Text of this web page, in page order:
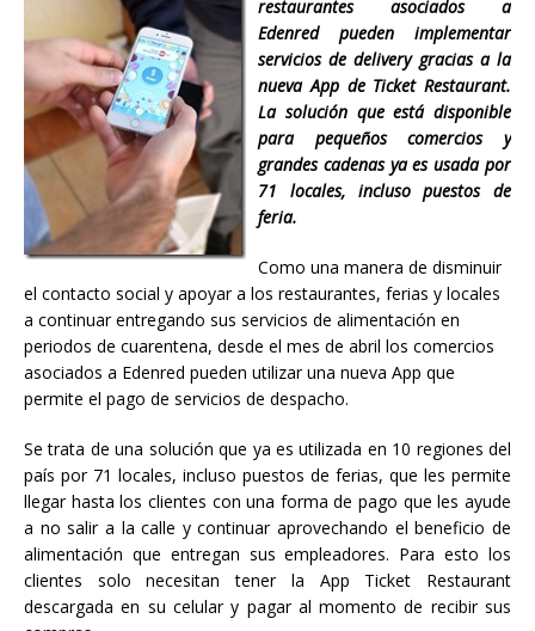
restaurantes asociados a
Edenred pueden implementar
servicios de delivery gracias a la
nueva App de Ticket Restaurant.
La solución que está disponible
para pequeños comercios y
grandes cadenas ya es usada por
71 locales, incluso puestos de
feria.
Como una manera de disminuir
el contacto social y apoyar a los restaurantes, ferias y locales
a continuar entregando sus servicios de alimentación en
periodos de cuarentena, desde el mes de abril los comercios
asociados a Edenred pueden utilizar una nueva App que
permite el pago de servicios de despacho.
Se trata de una solución que ya es utilizada en 10 regiones del
país por 71 locales, incluso puestos de ferias, que les permite
llegar hasta los clientes con una forma de pago que les ayude
a no salir a la calle y continuar aprovechando el beneficio de
alimentación que entregan sus empleadores. Para esto los
clientes solo necesitan tener la App Ticket Restaurant
descargada en su celular y pagar al momento de recibir sus